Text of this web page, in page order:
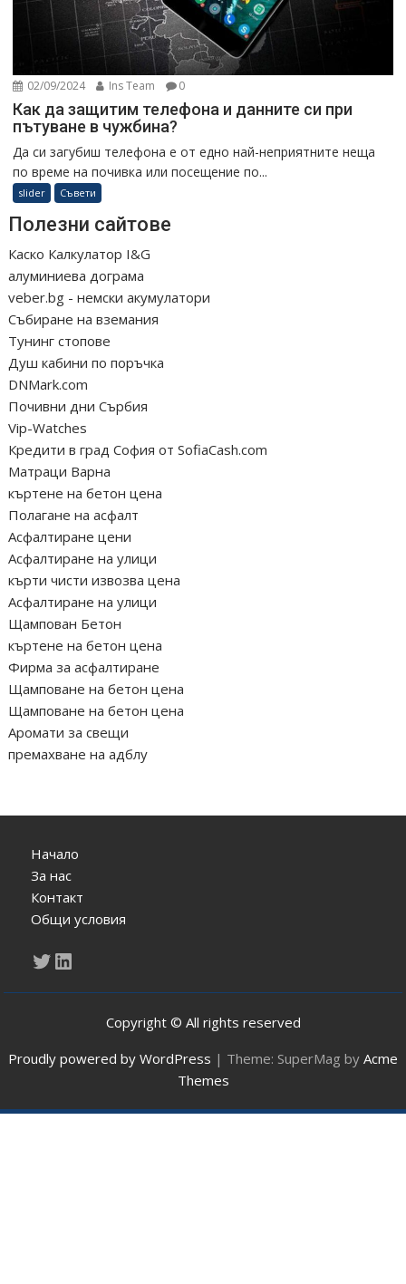
02/09/2024 Ins Team 0
Как да защитим телефона и данните си при
пътуване в чужбина?
Да си загубиш телефона е от едно най-неприятните неща
по време на почивка или посещение по...
slider Съвети
Полезни сайтове
Каско Калкулатор I&G
алуминиева дограма
veber.bg - немски акумулатори
Събиране на вземания
Тунинг стопове
Душ кабини по поръчка
DNMark.com
Почивни дни Сърбия
Vip-Watches
Кредити в град София от SofiaCash.com
Матраци Варна
къртене на бетон цена
Полагане на асфалт
Асфалтиране цени
Асфалтиране на улици
кърти чисти извозва цена
Асфалтиране на улици
Щампован Бетон
къртене на бетон цена
Фирма за асфалтиране
Щамповане на бетон цена
Щамповане на бетон цена
Аромати за свещи
премахване на адблу
Начало
За нас
Контакт
Общи условия
Twitter
LinkedIn
Copyright © All rights reserved
Proudly powered by WordPress | Theme: SuperMag by Acme
Themes